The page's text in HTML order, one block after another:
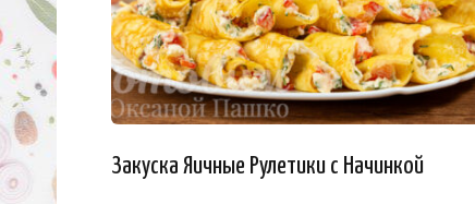
Закуска Яичные Рулетики с Начинкой